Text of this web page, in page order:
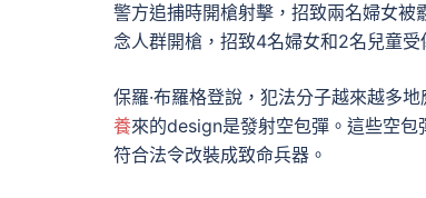
警方追捕時開槍射擊，招致兩名婦女
念人群開槍，招致4名婦女和2名兒童受
保羅·布羅格登說，犯法分子越來越多
養來的design是發射空包彈。這些空
符合法令改裝成致命兵器。